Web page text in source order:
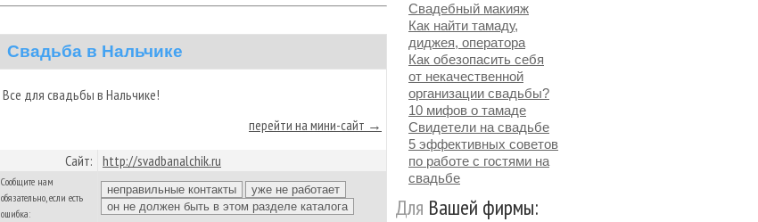
Свадьба в Нальчике
Все для свадьбы в Нальчике!
перейти на мини-сайт →
Сайт: http://svadbanalchik.ru
Сообщите нам
обязательно, если есть
ошибка:
Свадебный макияж
Как найти тамаду,
диджея, оператора
Как обезопасить себя
от некачественной
организации свадьбы?
10 мифов о тамаде
Свидетели на свадьбе
5 эффективных советов
по работе с гостями на
свадьбе
Для Вашей фирмы: